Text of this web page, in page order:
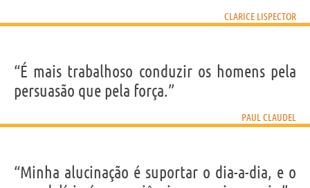
CLARICE LISPECTOR
“É mais trabalhoso conduzir os homens pela
persuasão que pela força.”
PAUL CLAUDEL
“Minha alucinação é suportar o dia-a-dia, e o